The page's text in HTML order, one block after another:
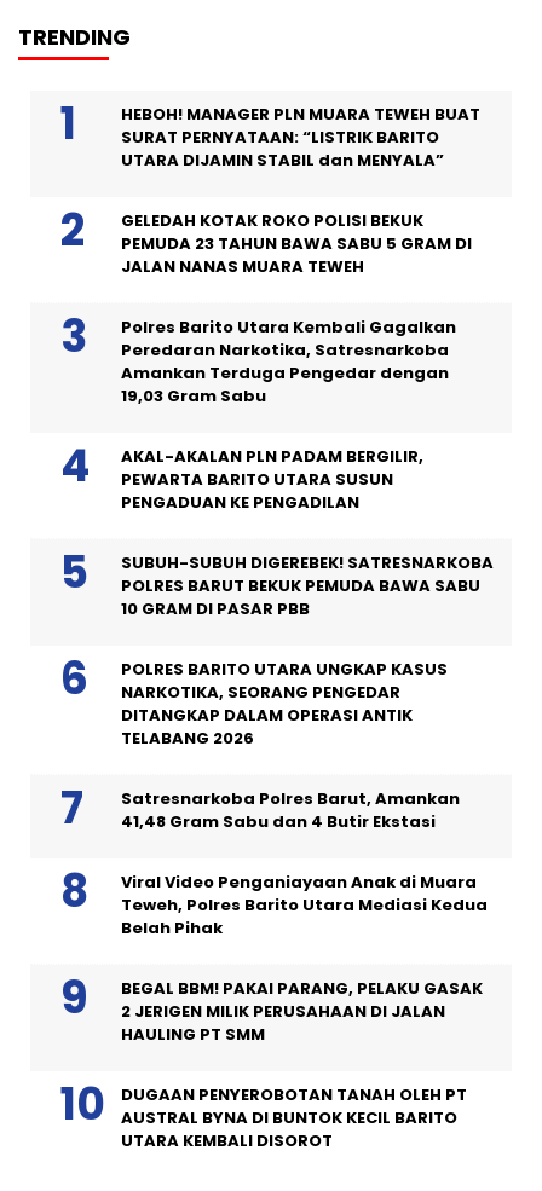
TRENDING
HEBOH! MANAGER PLN MUARA TEWEH BUAT
SURAT PERNYATAAN: “LISTRIK BARITO
UTARA DIJAMIN STABIL dan MENYALA”
GELEDAH KOTAK ROKO POLISI BEKUK
PEMUDA 23 TAHUN BAWA SABU 5 GRAM DI
JALAN NANAS MUARA TEWEH
Polres Barito Utara Kembali Gagalkan
Peredaran Narkotika, Satresnarkoba
Amankan Terduga Pengedar dengan
19,03 Gram Sabu
AKAL-AKALAN PLN PADAM BERGILIR,
PEWARTA BARITO UTARA SUSUN
PENGADUAN KE PENGADILAN
SUBUH-SUBUH DIGEREBEK! SATRESNARKOBA
POLRES BARUT BEKUK PEMUDA BAWA SABU
10 GRAM DI PASAR PBB
POLRES BARITO UTARA UNGKAP KASUS
NARKOTIKA, SEORANG PENGEDAR
DITANGKAP DALAM OPERASI ANTIK
TELABANG 2026
Satresnarkoba Polres Barut, Amankan
41,48 Gram Sabu dan 4 Butir Ekstasi
Viral Video Penganiayaan Anak di Muara
Teweh, Polres Barito Utara Mediasi Kedua
Belah Pihak
BEGAL BBM! PAKAI PARANG, PELAKU GASAK
2 JERIGEN MILIK PERUSAHAAN DI JALAN
HAULING PT SMM
DUGAAN PENYEROBOTAN TANAH OLEH PT
AUSTRAL BYNA DI BUNTOK KECIL BARITO
UTARA KEMBALI DISOROT